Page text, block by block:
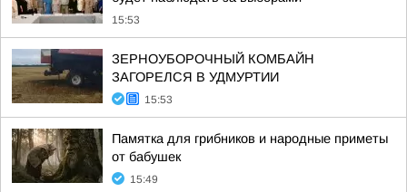
15:53
ЗЕРНОУБОРОЧНЫЙ КОМБАЙН
ЗАГОРЕЛСЯ В УДМУРТИИ
15:53
Памятка для грибников и народные приметы
от бабушек
15:49